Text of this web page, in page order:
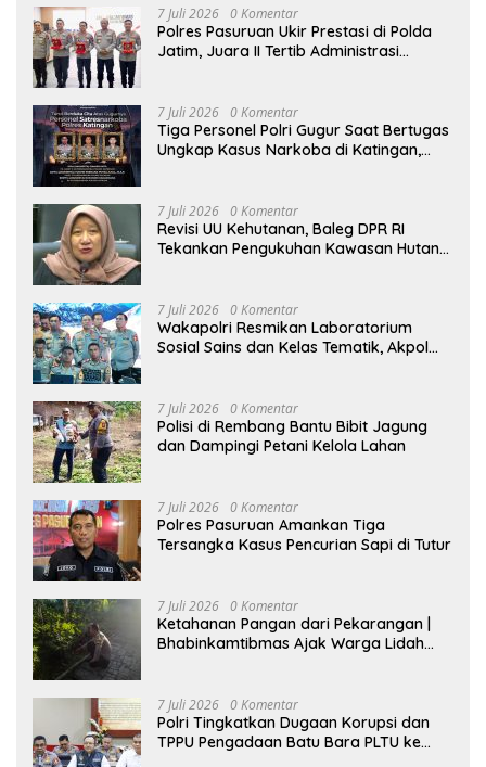
7 Juli 2026 0 Komentar
Polres Pasuruan Ukir Prestasi di Polda
Jatim, Juara II Tertib Administrasi
7 Juli 2026 0 Komentar
Tiga Personel Polri Gugur Saat Bertugas
Ungkap Kasus Narkoba di Katingan,
7 Juli 2026 0 Komentar
Revisi UU Kehutanan, Baleg DPR RI
Tekankan Pengukuhan Kawasan Hutan
7 Juli 2026 0 Komentar
Wakapolri Resmikan Laboratorium
Sosial Sains dan Kelas Tematik, Akpol
7 Juli 2026 0 Komentar
Polisi di Rembang Bantu Bibit Jagung
dan Dampingi Petani Kelola Lahan
7 Juli 2026 0 Komentar
Polres Pasuruan Amankan Tiga
Tersangka Kasus Pencurian Sapi di Tutur
7 Juli 2026 0 Komentar
Ketahanan Pangan dari Pekarangan |
Bhabinkamtibmas Ajak Warga Lidah
7 Juli 2026 0 Komentar
Polri Tingkatkan Dugaan Korupsi dan
TPPU Pengadaan Batu Bara PLTU ke